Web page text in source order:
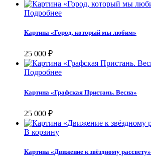
Подробнее
Картина «Город, который мы любим»
25 000 ₽
Подробнее
Картина «Графская Пристань. Весна»
25 000 ₽
В корзину
Картина «Движение к звёздному рассвету»